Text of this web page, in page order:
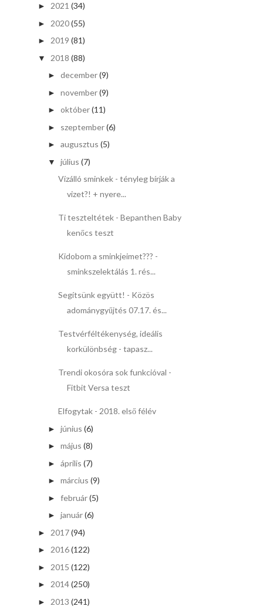
► 2021 (34)
► 2020(55)
► 2019 (81)
▼ 2018 (88)
► december(9)
► november(9)
► október(11)
► szeptember(6)
► augusztus (5)
▼ július (7)
Vízálló sminkek - tényleg bírják a
vizet?! + nyere...
Ti teszteltétek - Bepanthen Baby
kenőcs teszt
Kidobom a sminkjeimet??? -
sminkszelektálás 1. rés...
Segítsünk együtt! - Közös
adománygyűjtés 07.17. és...
Testvérféltékenység, ideális
korkülönbség - tapasz...
Trendi okosóra sok funkcióval -
Fitbit Versa teszt
Elfogytak - 2018. első félév
► június (6)
► május (8)
► április (7)
► március (9)
► február(5)
► január(6)
► 2017(94)
► 2016(122)
► 2015 (122)
► 2014(250)
► 2013 (241)